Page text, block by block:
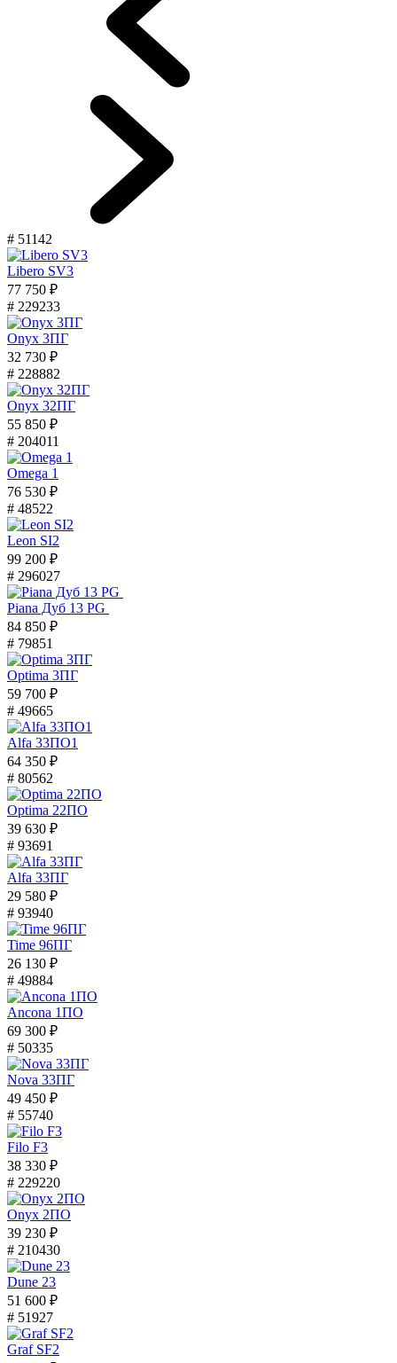
# 51142
Libero SV3
77 750 ₽
# 229233
Onyx 3ПГ
32 730 ₽
# 228882
Onyx 32ПГ
55 850 ₽
# 204011
Omega 1
76 530 ₽
# 48522
Leon SI2
99 200 ₽
# 296027
Piana Дуб 13 PG
84 850 ₽
# 79851
Optima 3ПГ
59 700 ₽
# 49665
Alfa 33ПО1
64 350 ₽
# 80562
Optima 22ПО
39 630 ₽
# 93691
Alfa 33ПГ
29 580 ₽
# 93940
Time 96ПГ
26 130 ₽
# 49884
Ancona 1ПО
69 300 ₽
# 50335
Nova 33ПГ
49 450 ₽
# 55740
Filo F3
38 330 ₽
# 229220
Onyx 2ПО
39 230 ₽
# 210430
Dune 23
51 600 ₽
# 51927
Graf SF2